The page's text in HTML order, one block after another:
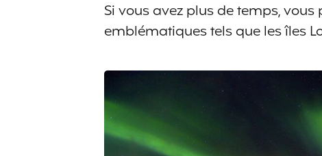
Si vous avez plus de temps,
emblématiques tels que les îles